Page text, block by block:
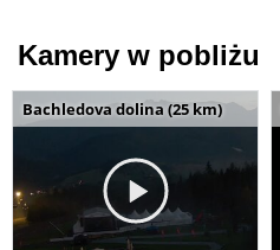
Kamery w pobliżu
Bachledova dolina (25 km)